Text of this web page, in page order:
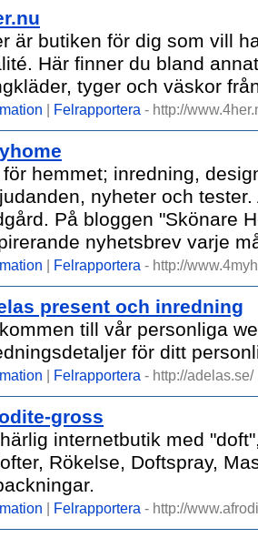
är butiken för dig som vill
Här finner du bland
tyger och väskor
| Felrapportera - http://
hemmet; inredning,
nyheter och
På bloggen "Skönare
nyhetsbrev varje
| Felrapportera - http://
present och inredning
till vår personliga
för ditt
| Felrapportera - http://adelas.se/
gross
internetbutik med
Rökelse, Doftspray,
| Felrapportera - http://